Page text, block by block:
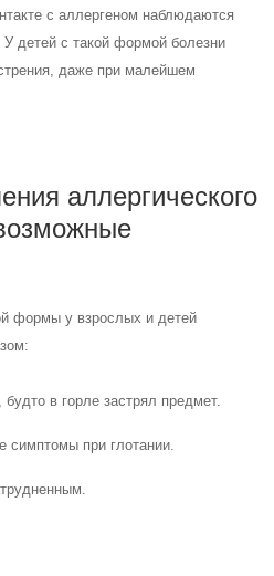
с аллергеном наблюдаются
детей с такой формой болезни
даже при малейшем
аллергического
формы у взрослых и детей
в горле застрял предмет.
симптомы при глотании.